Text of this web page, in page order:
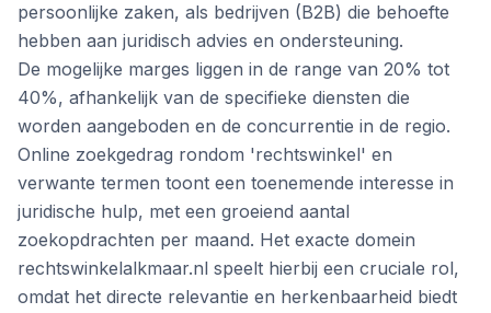
persoonlijke zaken, als bedrijven (B2B) die behoefte
hebben aan juridisch advies en ondersteuning.
De mogelijke marges liggen in de range van 20% tot
40%, afhankelijk van de specifieke diensten die
worden aangeboden en de concurrentie in de regio.
Online zoekgedrag rondom 'rechtswinkel' en
verwante termen toont een toenemende interesse in
juridische hulp, met een groeiend aantal
zoekopdrachten per maand. Het exacte domein
rechtswinkelalkmaar.nl speelt hierbij een cruciale rol,
omdat het directe relevantie en herkenbaarheid biedt